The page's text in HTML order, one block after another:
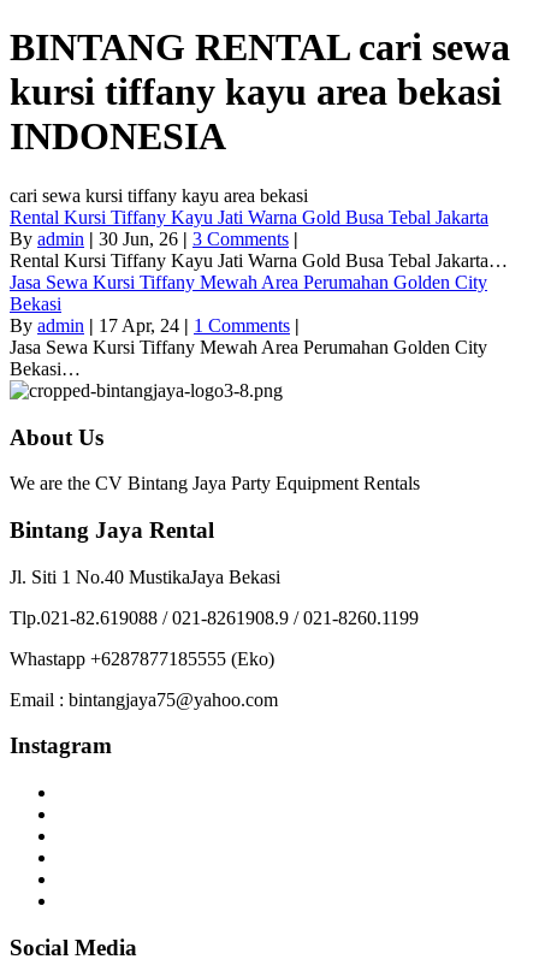
BINTANG RENTAL cari sewa
kursi tiffany kayu area bekasi
INDONESIA
cari sewa kursi tiffany kayu area bekasi
Rental Kursi Tiffany Kayu Jati Warna Gold Busa Tebal Jakarta
By admin | 30 Jun, 26 | 3 Comments |
Rental Kursi Tiffany Kayu Jati Warna Gold Busa Tebal Jakarta…
Jasa Sewa Kursi Tiffany Mewah Area Perumahan Golden City
Bekasi
By admin | 17 Apr, 24 | 1 Comments |
Jasa Sewa Kursi Tiffany Mewah Area Perumahan Golden City
Bekasi…
About Us
We are the CV Bintang Jaya Party Equipment Rentals
Bintang Jaya Rental
Jl. Siti 1 No.40 MustikaJaya Bekasi
Tlp.021-82.619088 / 021-8261908.9 / 021-8260.1199
Whastapp +6287877185555 (Eko)
Email : bintangjaya75@yahoo.com
Instagram
Social Media